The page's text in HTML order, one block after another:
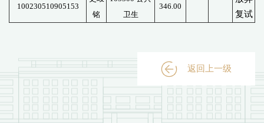
100230510905153
铭
卫生
346.00
复试
返回上一级